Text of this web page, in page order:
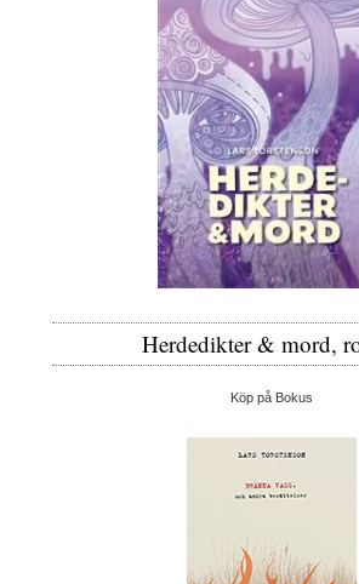
Herdedikter & mord,
Köp på Bokus